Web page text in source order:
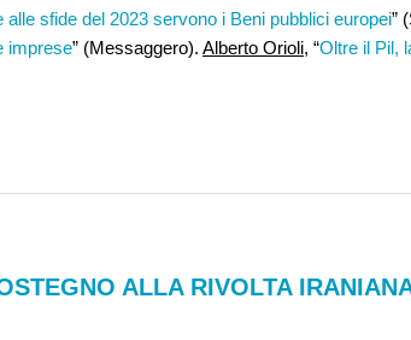
alle sfide del 2023 servono i Beni pubblici europei”
imprese” (Messaggero). Alberto Orioli, “Oltre il Pil,
ALLA RIVOLTA